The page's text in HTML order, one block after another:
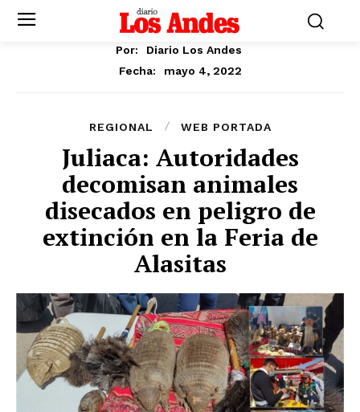
Por:
Diario Los Andes
Fecha:
mayo 4, 2022
REGIONAL WEB PORTADA
Juliaca: Autoridades
decomisan animales
disecados en peligro de
extinción en la Feria de
Alasitas